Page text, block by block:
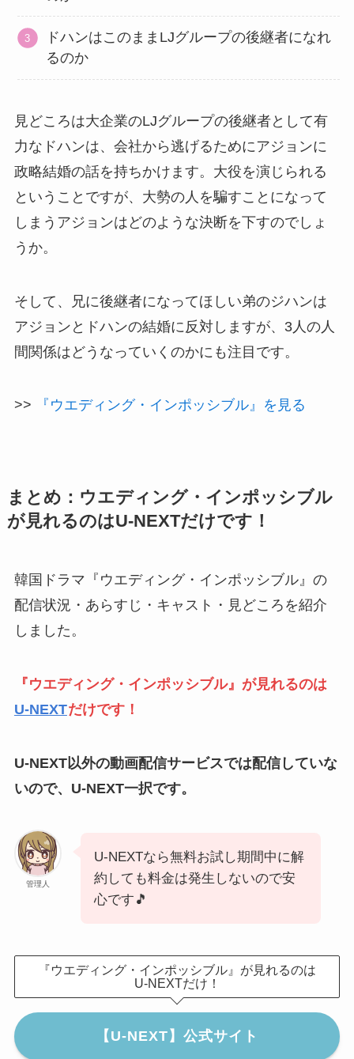
ドハンはこのままLJグループの後継者になれ
るのか
見どころは大企業のLJグループの後継者として有
力なドハンは、会社から逃げるためにアジョンに
政略結婚の話を持ちかけます。大役を演じられる
ということですが、大勢の人を騙すことになって
しまうアジョンはどのような決断を下すのでしょ
うか。
そして、兄に後継者になってほしい弟のジハンは
アジョンとドハンの結婚に反対しますが、3人の人
間関係はどうなっていくのかにも注目です。
>> 『ウエディング・インポッシブル』を見る
まとめ：ウエディング・インポッシブル
が見れるのはU-NEXTだけです！
韓国ドラマ『ウエディング・インポッシブル』の
配信状況・あらすじ・キャスト・見どころを紹介
しました。
『ウエディング・インポッシブル』が見れるのは
U-NEXTだけです！
U-NEXT以外の動画配信サービスでは配信していな
いので、U-NEXT一択です。
管理人
U-NEXTなら無料お試し期間中に解
約しても料金は発生しないので安
心です🎵
『ウエディング・インポッシブル』が見れるのは
U-NEXTだけ！
【U-NEXT】公式サイト